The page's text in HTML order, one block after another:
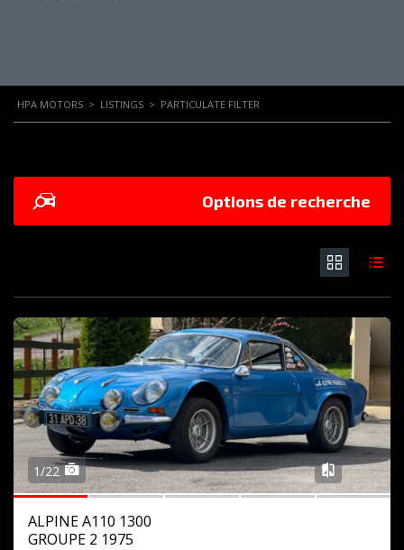
HPA MOTORS > LISTINGS > PARTICULATE FILTER
Options de recherche
1/22
ALPINE A110 1300
GROUPE 2 1975